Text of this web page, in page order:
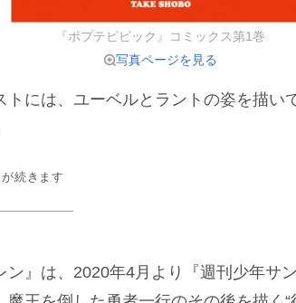
『ポプテピピック』コミックス第1巻
写真ページを見る
には、ユーベルとラントの姿を描い
続きます
』は、2020年4月より『週刊少年サ